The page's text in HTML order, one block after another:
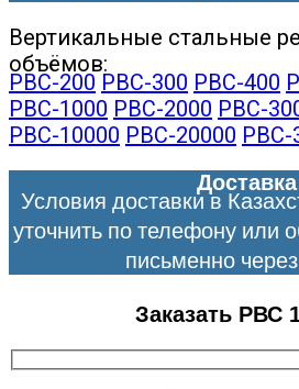
Вертикальные стальные
объёмов:
РВС-200 РВС-300 РВС-400
РВС-1000 РВС-2000 РВС-
РВС-10000 РВС-20000 РВС-
Доставка
Условия доставки в
уточнить по телефону или
письменно
Заказать РВС